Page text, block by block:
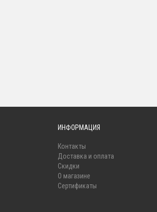
ИНФОРМАЦИЯ
Контакты
Доставка и оплата
Скидки
О магазине
Сертификаты